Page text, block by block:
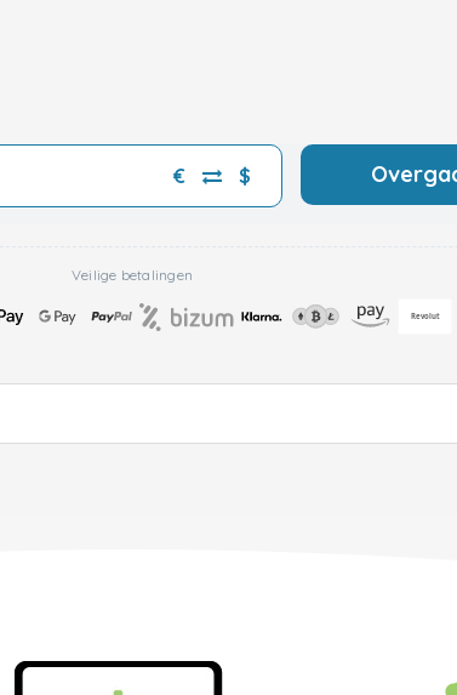
€ $
Veilige betalingen